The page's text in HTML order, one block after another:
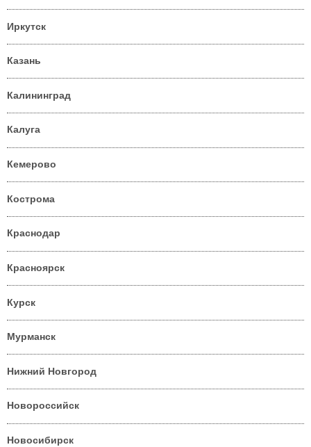
Иркутск
Казань
Калининград
Калуга
Кемерово
Кострома
Краснодар
Красноярск
Курск
Мурманск
Нижний Новгород
Новороссийск
Новосибирск